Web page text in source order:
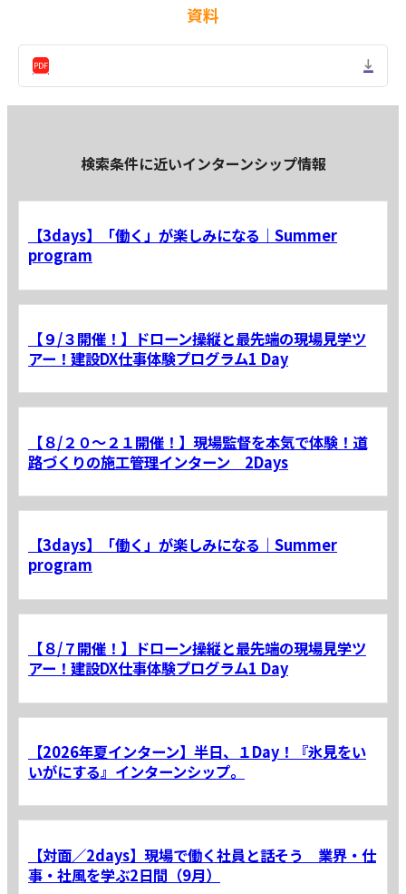
資料
検索条件に近いインターンシップ情報
【3days】「働く」が楽しみになる｜Summer
program
【９/３開催！】ドローン操縦と最先端の現場見学ツ
アー！建設DX仕事体験プログラム1 Day
【８/２０～２１開催！】現場監督を本気で体験！道
路づくりの施工管理インターン 2Days
【3days】「働く」が楽しみになる｜Summer
program
【８/７開催！】ドローン操縦と最先端の現場見学ツ
アー！建設DX仕事体験プログラム1 Day
【2026年夏インターン】半日、１Day！『氷見をい
いがにする』インターンシップ。
【対面／2days】現場で働く社員と話そう 業界・仕
事・社風を学ぶ2日間（9月）